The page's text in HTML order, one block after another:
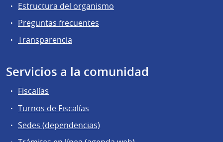
Estructura del organismo
Preguntas frecuentes
Transparencia
Servicios a la comunidad
Fiscalías
Turnos de Fiscalías
Sedes (dependencias)